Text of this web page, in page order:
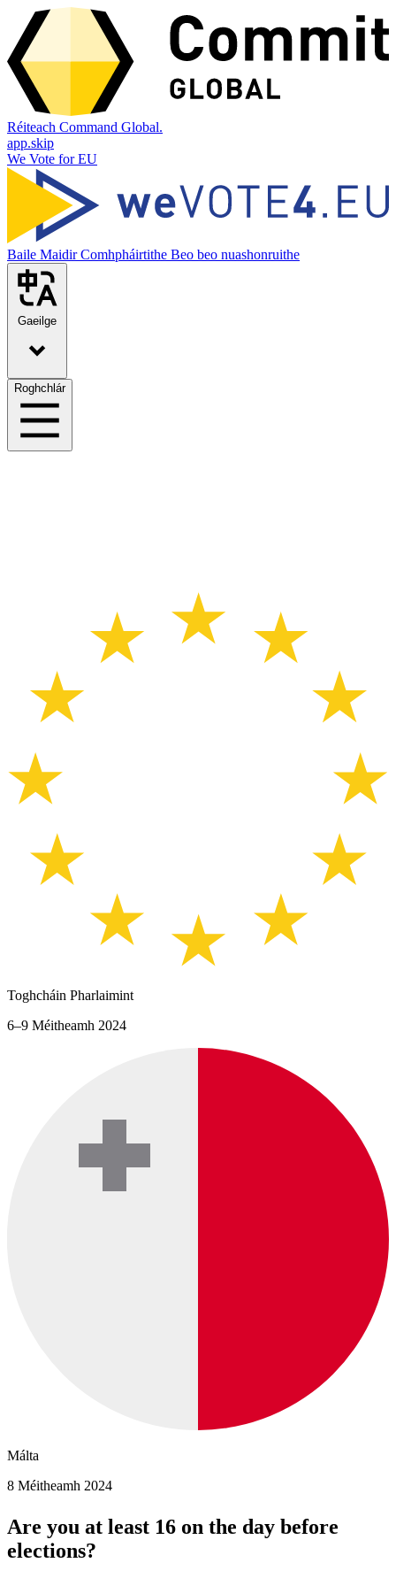
Réiteach Command Global.
app.skip
We Vote for EU
Baile MaidirComhpháirtithe Beo beo nuashonruithe
Gaeilge
Roghchlár
Toghcháin Pharlaimint
6–9 Méitheamh 2024
Málta
8 Méitheamh 2024
Are you at least 16 on the day before
elections?